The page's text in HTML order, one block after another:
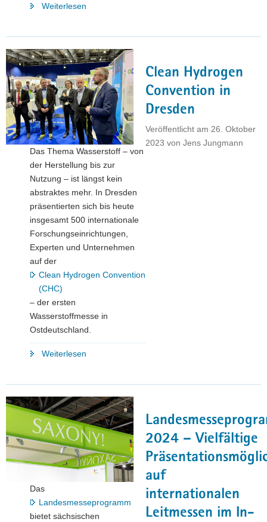
Weiterlesen
in
der
Liga
der
weltweit
führenden
Halbleiterstandorte
präsentiert
sich
auf
der
SEMICON
Europe
2023"
Clean Hydrogen
Convention in
Dresden
Veröffentlicht am 26. Oktober
2023 von Jens Jungmann
Das Thema Wasserstoff – von
der Herstellung bis zur
Nutzung – ist längst kein
abstraktes mehr. In Dresden
präsentierten sich bis heute
insgesamt 500 internationale
Forschungseinrichtungen,
Experten und Unternehmen
auf der
Clean Hydrogen Convention
(CHC)
– der ersten
Wasserstoffmesse in
Ostdeutschland.
Weiterlesen
Dresden"
2024 – Vielfältige
auf
internationalen
Leitmessen im In-
Das
Landesmesseprogramm
bietet sächsischen